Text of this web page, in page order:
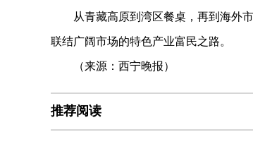
从青藏高原到湾区餐桌，再到海外市
联结广阔市场的特色产业富民之路。
（来源：西宁晚报）
推荐阅读